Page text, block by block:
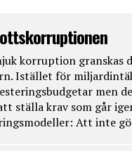
korruption granskas
Istället för
men
ställa krav som går
Att inte